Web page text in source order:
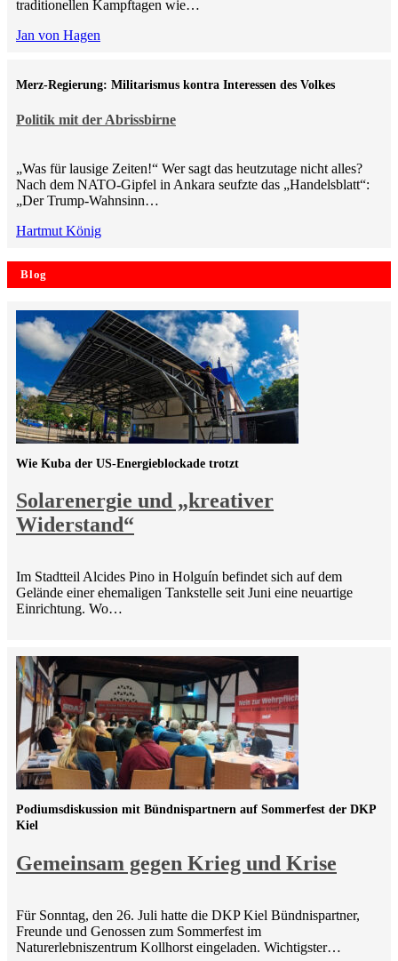
traditionellen Kampftagen wie…
Jan von Hagen
Politik mit der Abrissbirne
Merz-Regierung: Militarismus kontra Inte­ressen des Volkes
„Was für lausige Zeiten!“ Wer sagt das heutzutage nicht alles?
Nach dem NATO-Gipfel in Ankara seufzte das „Handelsblatt“:
„Der Trump-Wahnsinn…
Hartmut König
Blog
Solarenergie und „kreativer
Widerstand“
Wie Kuba der US-Energieblockade trotzt
Im Stadtteil Alcides Pino in Holguín befindet sich auf dem
Gelände einer ehemaligen Tankstelle seit Juni eine neuartige
Einrichtung. Wo…
Gemeinsam gegen Krieg und Krise
Podiumsdiskussion mit Bündnispartnern auf Sommerfest der DKP
Kiel
Für Sonntag, den 26. Juli hatte die DKP Kiel Bündnispartner,
Freunde und Genossen zum Sommerfest im
Naturerlebniszentrum Kollhorst eingeladen. Wichtigster…